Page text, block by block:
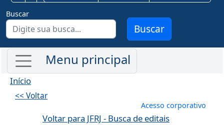
Buscar
Buscar
Início
<< Voltar
Menu de
Acesso corporativo
Voltar para JFRJ - Busca de editais